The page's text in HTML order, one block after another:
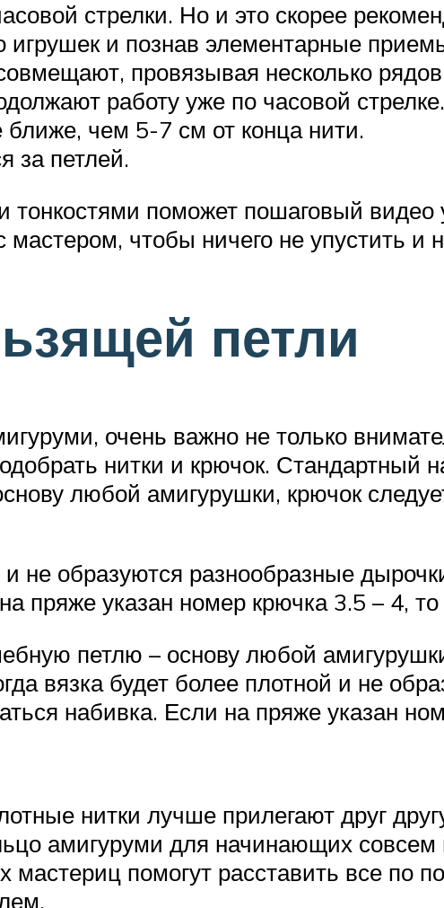
стрелки. Но и это скорее
и познав элементарные
провязывая несколько
работу уже по часовой стрелке.
чем 5-7 см от конца нити.
за петлей.
тонкостями поможет пошаговый
чтобы ничего не упустить и
петли
очень важно не только
нитки и крючок. Стандартный
любой амигурушки, крючок
не образуются разнообразные
пряже указан номер крючка 3.5 – 4,
петлю – основу любой
вязка будет более плотной и не
набивка. Если на пряже указан
нитки лучше прилегают друг
амигуруми для начинающих
мастериц помогут расставить все по